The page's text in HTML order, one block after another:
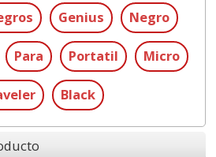
Genius Negro
Para Portatil Micro
Black